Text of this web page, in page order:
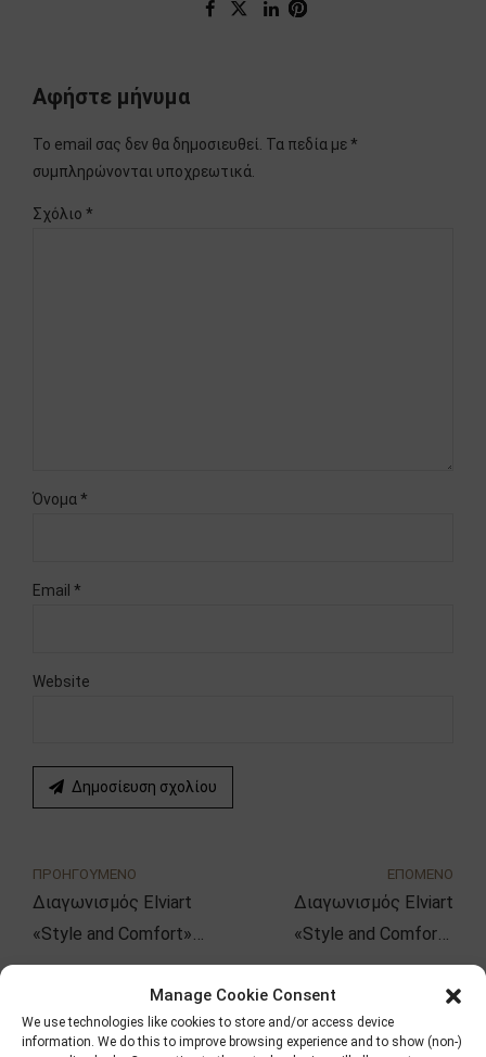
Manage Cookie Consent
We use technologies like cookies to store and/or access device
information. We do this to improve browsing experience and to show (non-)
Αφήστε μήνυμα
Το email σας δεν θα δημοσιευθεί. Τα πεδία με *
συμπληρώνονται υποχρεωτικά.
Σχόλιο *
Όνομα *
Email *
Website
Δημοσίευση σχολίου
ΠΡΟΗΓΟΥΜΕΝΟ
Διαγωνισμός Elviart
«Style and Comfort»
Φεβρουαρίου
ΕΠΟΜΕΝΟ
Διαγωνισμός Elviart
«Style and Comfort»
Μαρτίου
Αναζήτηση